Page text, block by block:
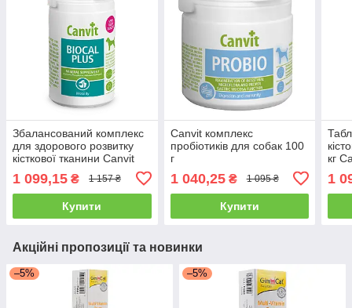
Збалансований комплекс
для здорового розвитку
кісткової тканини Canvit
1 099,15 ₴ 1 157 ₴
Купити
Canvit комплекс
пробіотиків для собак 100
г
1 040,25₴ 1 095 ₴
Купити
кг
1
Акційні пропозиції та новинки
–5% –5%